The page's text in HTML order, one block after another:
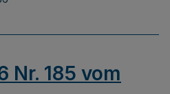
Nr. 185 vom